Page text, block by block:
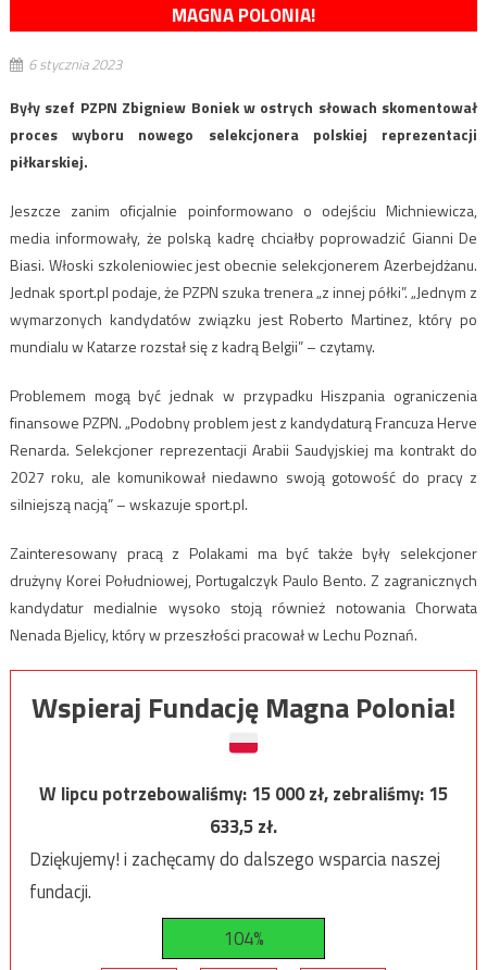
MAGNA POLONIA!
6 stycznia 2023
Były szef PZPN Zbigniew Boniek w ostrych słowach skomentował
proces wyboru nowego selekcjonera polskiej reprezentacji
piłkarskiej.
Jeszcze zanim oficjalnie poinformowano o odejściu Michniewicza,
media informowały, że polską kadrę chciałby poprowadzić Gianni De
Biasi. Włoski szkoleniowiec jest obecnie selekcjonerem Azerbejdżanu.
Jednak sport.pl podaje, że PZPN szuka trenera „z innej półki”. „Jednym z
wymarzonych kandydatów związku jest Roberto Martinez, który po
mundialu w Katarze rozstał się z kadrą Belgii” – czytamy.
Problemem mogą być jednak w przypadku Hiszpania ograniczenia
finansowe PZPN. „Podobny problem jest z kandydaturą Francuza Herve
Renarda. Selekcjoner reprezentacji Arabii Saudyjskiej ma kontrakt do
2027 roku, ale komunikował niedawno swoją gotowość do pracy z
silniejszą nacją” – wskazuje sport.pl.
Zainteresowany pracą z Polakami ma być także były selekcjoner
drużyny Korei Południowej, Portugalczyk Paulo Bento. Z zagranicznych
kandydatur medialnie wysoko stoją również notowania Chorwata
Nenada Bjelicy, który w przeszłości pracował w Lechu Poznań.
Wspieraj Fundację Magna Polonia!
W lipcu potrzebowaliśmy:15 000zł, zebraliśmy:15
633,5zł.
Dziękujemy! i zachęcamy do dalszego wsparcia naszej
fundacji.
104%